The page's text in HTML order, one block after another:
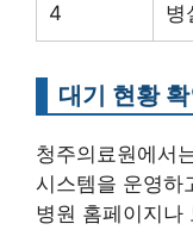
4 병
대기 현황
청주의료원에서
시스템을 운영하
병원 홈페이지나